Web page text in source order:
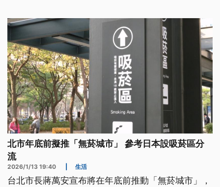
北市年底前擬推「無菸城市」 參考日本設吸菸區分
流
2026/1/13 19:40 生活
台北市長蔣萬安宣布將在年底前推動「無菸城市」，